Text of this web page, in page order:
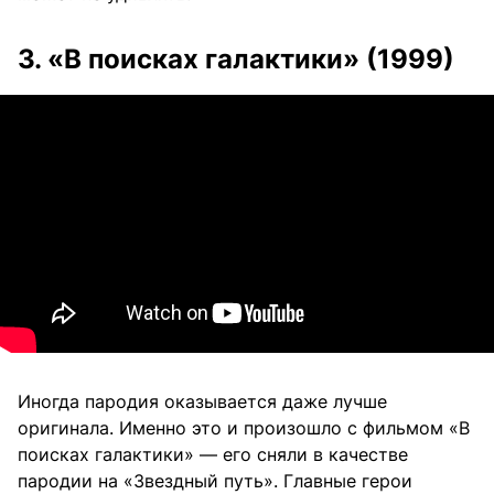
3. «В поисках галактики» (1999)
Иногда пародия оказывается даже лучше
оригинала. Именно это и произошло с фильмом «В
поисках галактики» — его сняли в качестве
пародии на «Звездный путь». Главные герои